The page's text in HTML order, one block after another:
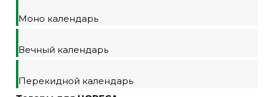
Моно календарь
Вечный календарь
Перекидной календарь